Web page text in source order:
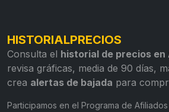
HISTORIALPRECIOS
Consulta el historial de precios en
revisa gráficas, media de 90 días,
crea alertas de bajada para
Participamos en el Programa de Afiliados